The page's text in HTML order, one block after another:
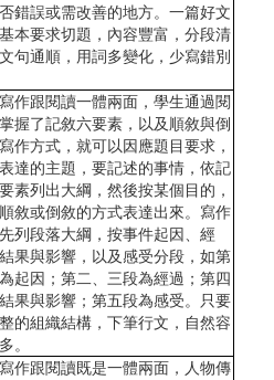
錯誤或需改善的地方。一篇好文
本要求切題，內容豐富，分段清
句通順，用詞多變化，少寫錯別
跟閱讀一體兩面，學生通過閱
握了記敘六要素，以及順敘與倒
作方式，就可以因應題目要求，
達的主題，要記述的事情，依記
素列出大綱，然後按某個目的，
敘或倒敘的方式表達出來。寫作
列段落大綱，按事件起因、經
果與影響，以及感受分段，如第
起因；第二、三段為經過；第四
果與影響；第五段為感受。只要
的組織結構，下筆行文，自然容
。
跟閱讀既是一體兩面，人物傳